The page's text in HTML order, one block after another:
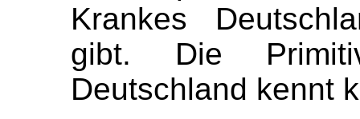
Krankes
gibt. Die
Deutschland kennt